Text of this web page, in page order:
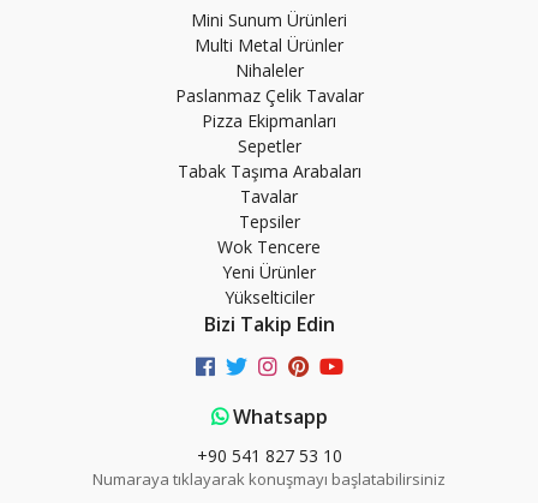
Mini Sunum Ürünleri
Multi Metal Ürünler
Nihaleler
Paslanmaz Çelik Tavalar
Pizza Ekipmanları
Sepetler
Tabak Taşıma Arabaları
Tavalar
Tepsiler
Wok Tencere
Yeni Ürünler
Yükselticiler
Bizi Takip Edin
Whatsapp
+90 541 827 53 10
Numaraya tıklayarak konuşmayı başlatabilirsiniz